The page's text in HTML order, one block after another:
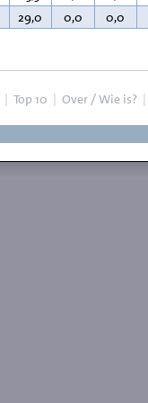
29,0 0,0 0,0
| Top 10 | Over / Wie is? |